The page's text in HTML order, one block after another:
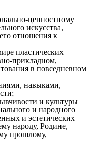
ценностному
искусства,
отношения к
пластических
прикладном,
в повседневном
навыками,
и культуры
и народного
и эстетических
народу, Родине,
прошлому,